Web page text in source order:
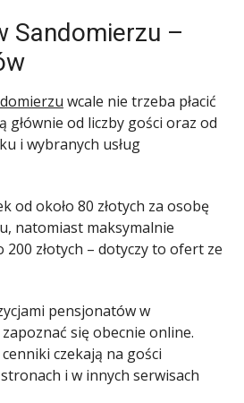
Sandomierzu –
wcale nie trzeba płacić
głównie od liczby gości oraz od
i wybranych usług
od około 80 złotych za osobę
natomiast maksymalnie
200 złotych – dotyczy to ofert ze
pensjonatów w
się obecnie online.
czekają na gości
i w innych serwisach